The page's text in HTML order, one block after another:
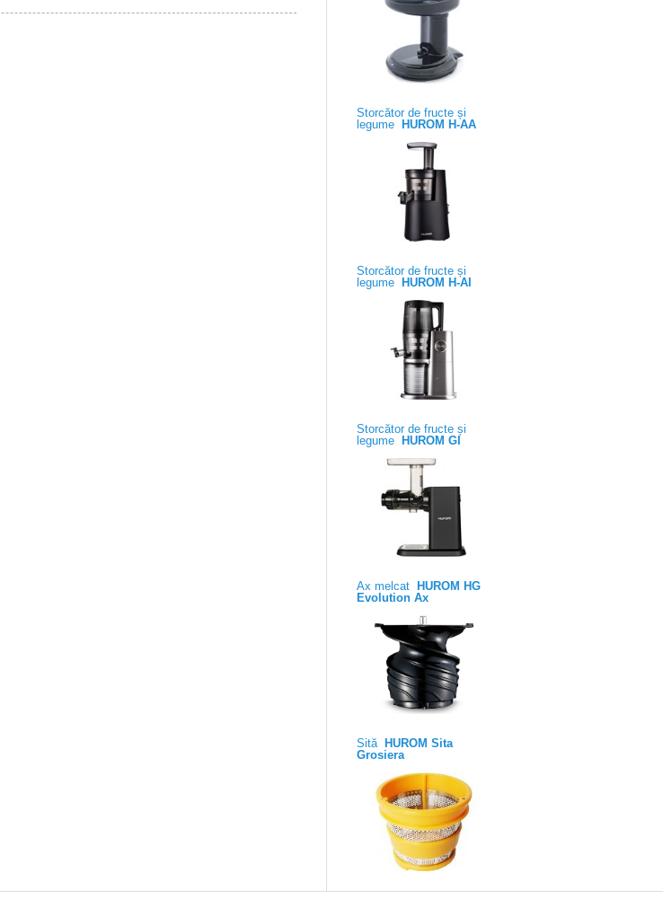
Storcător de fructe și
legume
HUROM H-AA
Storcător de fructe și
legume
HUROM H-AI
Storcător de fructe și
legume HUROM GI
Ax melcat
HUROM HG
Evolution Ax
Sită HUROM Sita
Grosiera